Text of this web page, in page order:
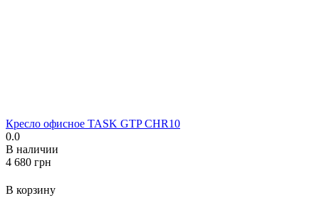
Кресло офисное TASK GTP CHR10
0.0
В наличии
‍4 680‍ грн
В корзину